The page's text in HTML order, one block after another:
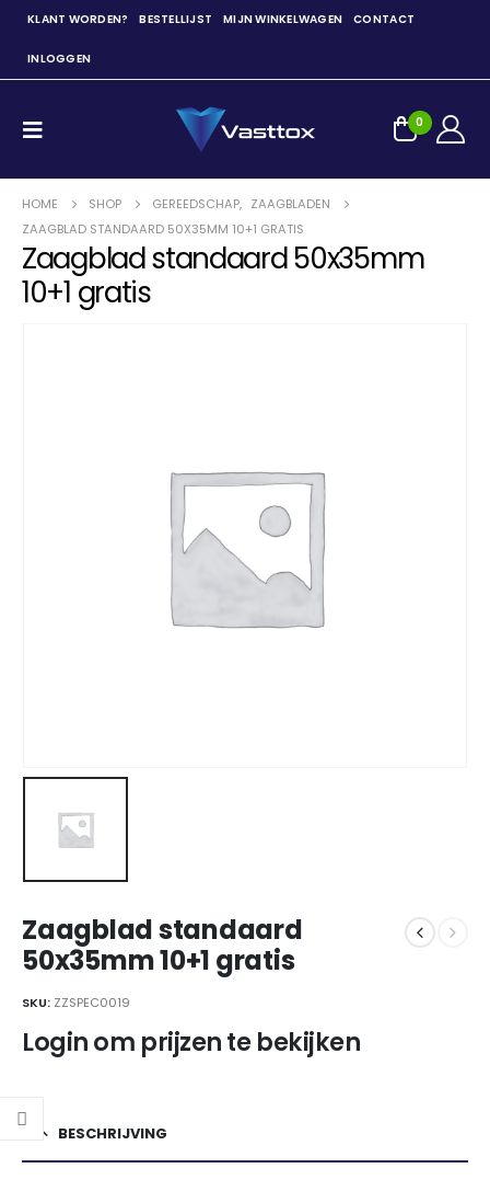
KLANT WORDEN? BESTELLIJST MIJN WINKELWAGEN CONTACT
INLOGGEN
0
HOME SHOP GEREEDSCHAP, ZAAGBLADEN
ZAAGBLAD STANDAARD 50X35MM 10+1 GRATIS
Zaagblad standaard 50x35mm
10+1 gratis
Zaagblad standaard
50x35mm 10+1 gratis
SKU: ZZSPEC0019
Login om prijzen te bekijken
BESCHRIJVING